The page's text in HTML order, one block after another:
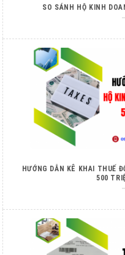
SO SÁNH HỘ KINH
HƯỚNG DẪN KÊ KHAI THUẾ
500